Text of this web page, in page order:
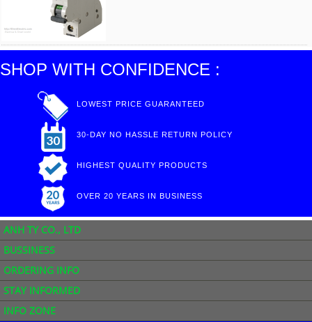
SHOP WITH CONFIDENCE :
LOWEST PRICE GUARANTEED
30-DAY NO HASSLE RETURN POLICY
HIGHEST QUALITY PRODUCTS
OVER 20 YEARS IN BUSINESS
ANH TY CO., LTD
BUSSINESS
ORDERING INFO
STAY INFORMED
INFO ZONE